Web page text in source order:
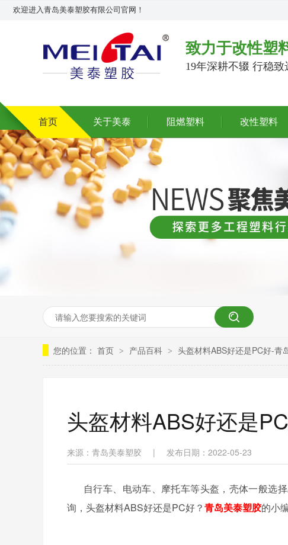
欢迎进入青岛美泰塑胶有限公司官网！
致力于改性塑
19年深耕不辍 行稳致
首页 关于美泰 阻燃塑料 改性塑料
您的位置： 首页 > 产品百科 > 头盔材料ABS好还是PC好-青
头盔材料ABS好还是
来源：青岛美泰塑胶 | 发布日期：2022-05-23
自行车、电动车、摩托车等头盔，壳体一般选择
询，头盔材料ABS好还是PC好？青岛美泰塑胶的小